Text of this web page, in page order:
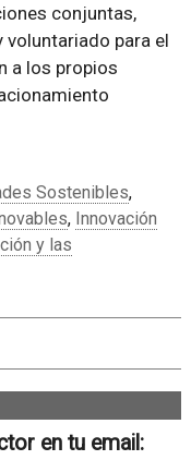
conjuntas,
para el
a los propios
Sostenibles,
, Innovación
y las
en tu email: